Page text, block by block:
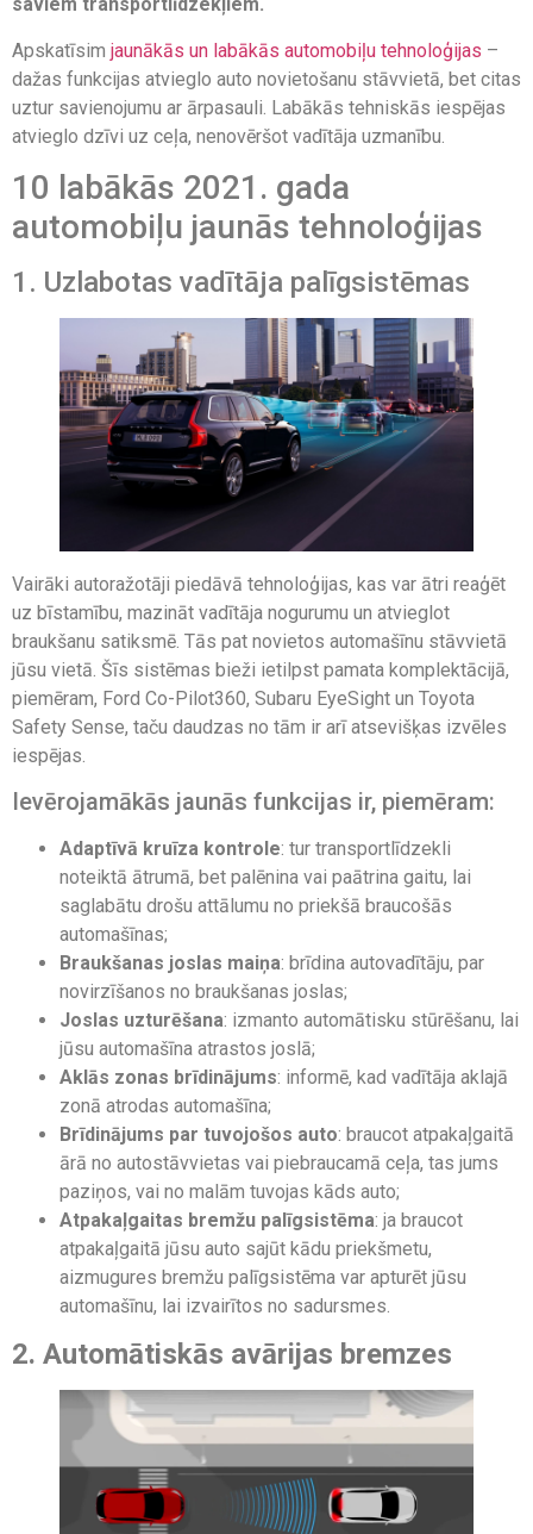
Apskatīsim jaunākās un labākās automobiļu tehnoloģijas –
dažas funkcijas atvieglo auto novietošanu stāvvietā, bet citas
uztur savienojumu ar ārpasauli. Labākās tehniskās iespējas
atvieglo dzīvi uz ceļa, nenovēršot vadītāja uzmanību.
10 labākās 2021. gada
automobiļu jaunās tehnoloģijas
1. Uzlabotas vadītāja palīgsistēmas
Vairāki autoražotāji piedāvā tehnoloģijas, kas var ātri reaģēt
uz bīstamību, mazināt vadītāja nogurumu un atvieglot
braukšanu satiksmē. Tās pat novietos automašīnu stāvvietā
jūsu vietā. Šīs sistēmas bieži ietilpst pamata komplektācijā,
piemēram, Ford Co-Pilot360, Subaru EyeSight un Toyota
Safety Sense, taču daudzas no tām ir arī atsevišķas izvēles
iespējas.
Ievērojamākās jaunās funkcijas ir, piemēram:
Adaptīvā kruīza kontrole: tur transportlīdzekli
noteiktā ātrumā, bet palēnina vai paātrina gaitu, lai
saglabātu drošu attālumu no priekšā braucošās
automašīnas;
Braukšanas joslas maiņa: brīdina autovadītāju, par
novirzīšanos no braukšanas joslas;
Joslas uzturēšana: izmanto automātisku stūrēšanu, lai
jūsu automašīna atrastos joslā;
Aklās zonas brīdinājums: informē, kad vadītāja aklajā
zonā atrodas automašīna;
Brīdinājums par tuvojošos auto: braucot atpakaļgaitā
ārā no autostāvvietas vai piebraucamā ceļa, tas jums
paziņos, vai no malām tuvojas kāds auto;
Atpakaļgaitas bremžu palīgsistēma: ja braucot
atpakaļgaitā jūsu auto sajūt kādu priekšmetu,
aizmugures bremžu palīgsistēma var apturēt jūsu
automašīnu, lai izvairītos no sadursmes.
2. Automātiskās avārijas bremzes